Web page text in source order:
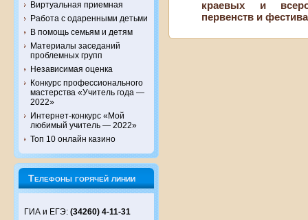
Виртуальная приемная
Работа с одаренными детьми
В помощь семьям и детям
Материалы заседаний
проблемных групп
Независимая оценка
Конкурс профессионального
мастерства «Учитель года —
2022»
Интернет-конкурс «Мой
любимый учитель — 2022»
Топ 10 онлайн казино
Телефоны горячей линии
ГИА и ЕГЭ: (34260) 4-11-31
краевых и
первенств и